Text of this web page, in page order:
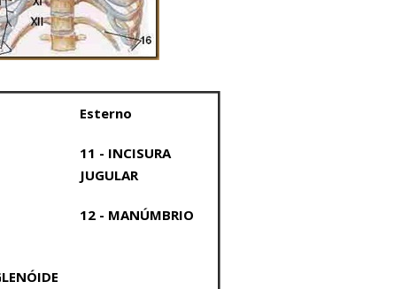
Esterno
11 - INCISURA
JUGULAR
12 - MANÚMBRIO